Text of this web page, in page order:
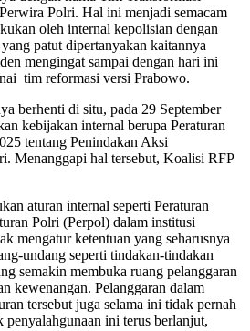
Polri. Hal ini menjadi semacam
oleh internal kepolisian dengan
patut dipertanyakan kaitannya
mengingat sampai dengan hari ini
tim reformasi versi Prabowo.
berhenti di situ, pada 29 September
kebijakan internal berupa Peraturan
tentang Penindakan Aksi
Menanggapi hal tersebut, Koalisi RFP
aturan internal seperti Peraturan
Polri (Perpol) dalam institusi
mengatur ketentuan yang seharusnya
undang seperti tindakan-tindakan
semakin membuka ruang pelanggaran
kewenangan. Pelanggaran dalam
tersebut juga selama ini tidak pernah
ini terus berlanjut,